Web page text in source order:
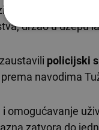
u dvije PVC
držao u džepu
policijski
navodima
omogućavanje
zatvora do